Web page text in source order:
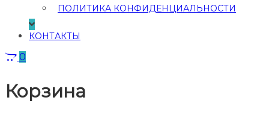
ПОЛИТИКА КОНФИДЕНЦИАЛЬНОСТИ
КОНТАКТЫ
0
Корзина